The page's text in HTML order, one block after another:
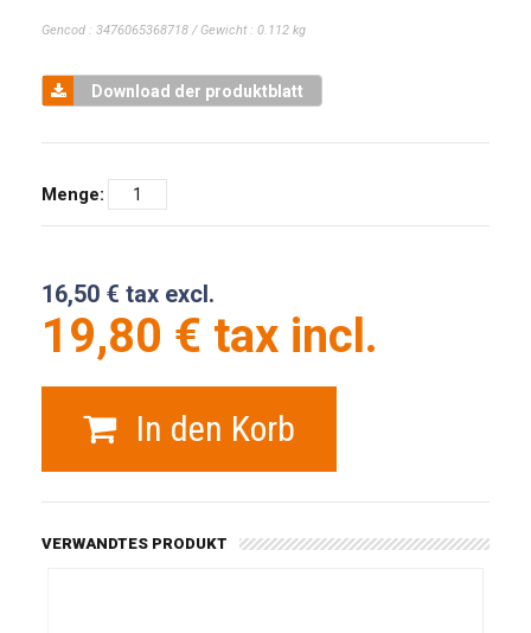
Gencod : 3476065368718 / Gewicht : 0.112 kg
Download der produktblatt
Menge:
16,50 € tax excl.
19,80 € tax incl.
In den Korb
VERWANDTES PRODUKT